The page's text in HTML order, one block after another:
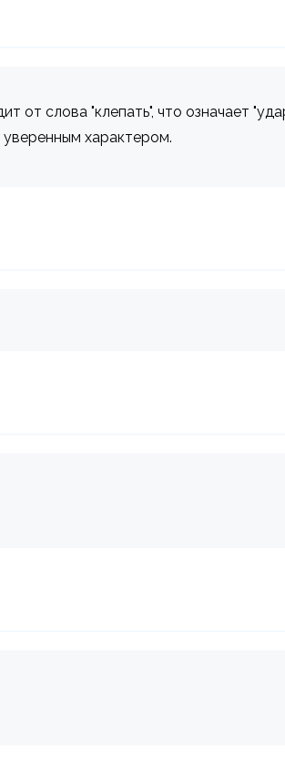
слова "клепать", что означает
уверенным характером.